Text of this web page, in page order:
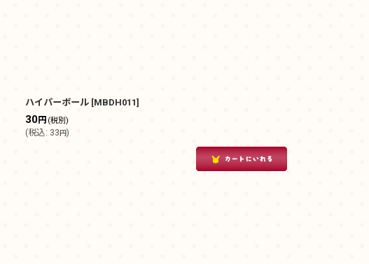
ハイパーボール [MBDH011]
30円 (税別)
(税込: 33円)